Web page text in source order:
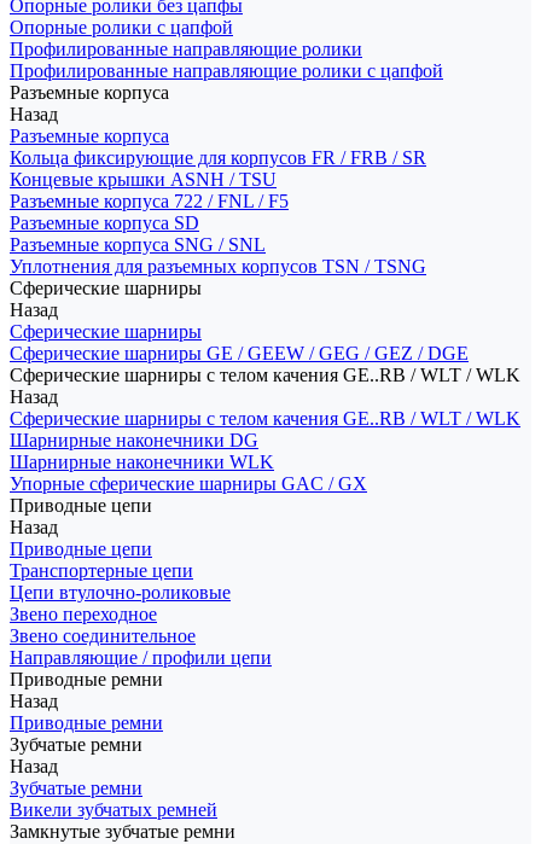
Опорные ролики без цапфы
Опорные ролики с цапфой
Профилированные направляющие ролики
Профилированные направляющие ролики с цапфой
Разъемные корпуса
Назад
Разъемные корпуса
Кольца фиксирующие для корпусов FR / FRB / SR
Концевые крышки ASNH / TSU
Разъемные корпуса 722 / FNL / F5
Разъемные корпуса SD
Разъемные корпуса SNG / SNL
Уплотнения для разъемных корпусов TSN / TSNG
Сферические шарниры
Назад
Сферические шарниры
Сферические шарниры GE / GEEW / GEG / GEZ / DGE
Сферические шарниры с телом качения GE..RB / WLT / WLK
Назад
Сферические шарниры с телом качения GE..RB / WLT / WLK
Шарнирные наконечники DG
Шарнирные наконечники WLK
Упорные сферические шарниры GAC / GX
Приводные цепи
Назад
Приводные цепи
Транспортерные цепи
Цепи втулочно-роликовые
Звено переходное
Звено соединительное
Направляющие / профили цепи
Приводные ремни
Назад
Приводные ремни
Зубчатые ремни
Назад
Зубчатые ремни
Викели зубчатых ремней
Замкнутые зубчатые ремни